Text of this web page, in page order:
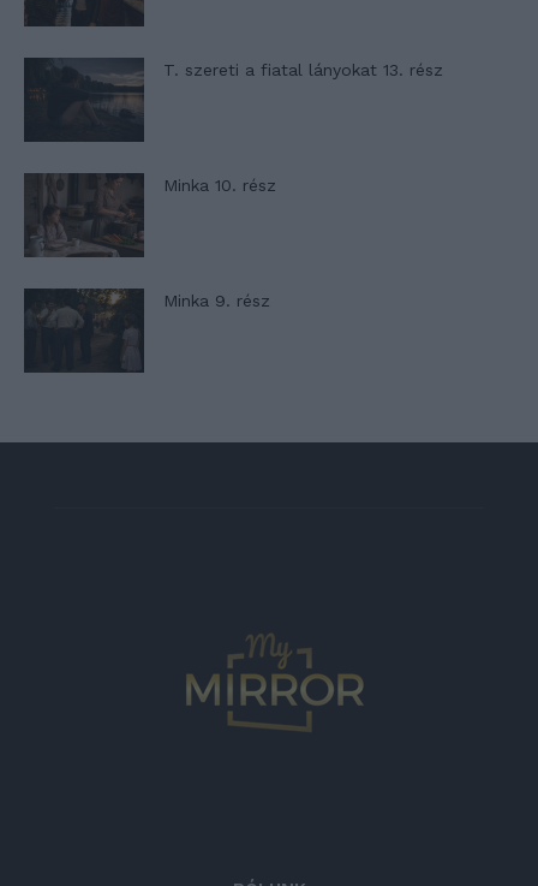
T. szereti a fiatal lányokat 13. rész
Minka 10. rész
Minka 9. rész